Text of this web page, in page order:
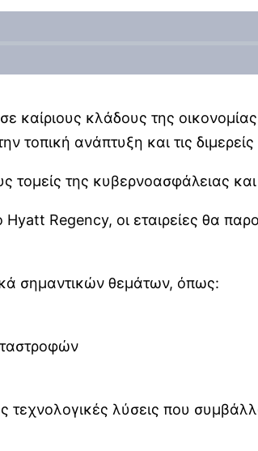
καίριους κλάδους της
ανάπτυξη και τις διμερείς
τομείς της κυβερνοασφάλειας
Regency, οι εταιρείες θα
σημαντικών θεμάτων, όπως:
τεχνολογικές λύσεις που